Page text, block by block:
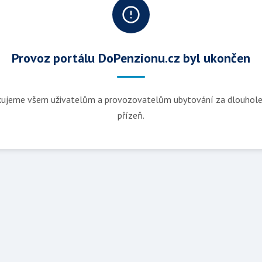
Provoz portálu DoPenzionu.cz byl ukončen
všem uživatelům a provozovatelům ubytování za
přízeň.